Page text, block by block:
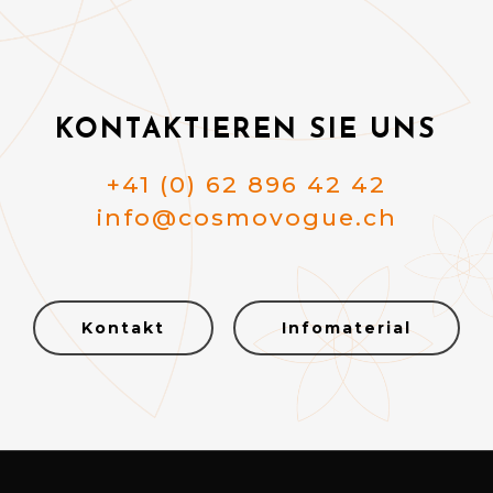
KONTAKTIEREN SIE UNS
+41 (0) 62 896 42 42
info@cosmovogue.ch
Kontakt Infomaterial